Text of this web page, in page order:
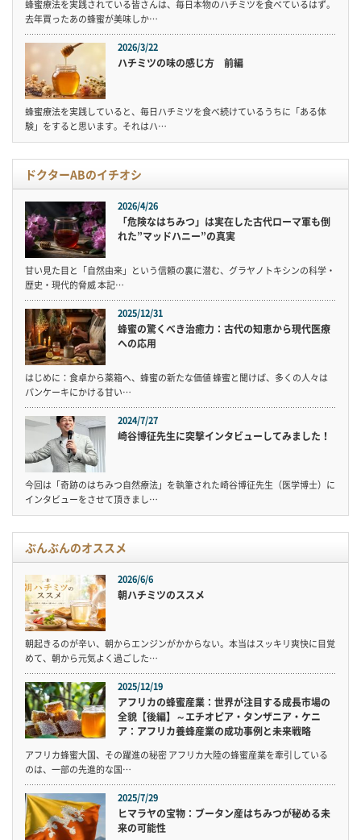
蜂蜜療法を実践されている皆さんは、毎日本物のハチミツを食べているはず。
去年買ったあの蜂蜜が美味しか…
2026/3/22
ハチミツの味の感じ方 前編
蜂蜜療法を実践していると、毎日ハチミツを食べ続けているうちに「ある体
験」をすると思います。それはハ…
ドクターABのイチオシ
2026/4/26
「危険なはちみつ」は実在した古代ローマ軍も倒
れた”マッドハニー”の真実
甘い見た目と「自然由来」という信頼の裏に潜む、グラヤノトキシンの科学・
歴史・現代的脅威 本記…
2025/12/31
蜂蜜の驚くべき治癒力：古代の知恵から現代医療
への応用
はじめに：食卓から薬箱へ、蜂蜜の新たな価値 蜂蜜と聞けば、多くの人々は
パンケーキにかける甘い…
2024/7/27
崎谷博征先生に突撃インタビューしてみました！
今回は「奇跡のはちみつ自然療法」を執筆された崎谷博征先生（医学博士）に
インタビューをさせて頂きまし…
ぶんぶんのオススメ
2026/6/6
朝ハチミツのススメ
朝起きるのが辛い、朝からエンジンがかからない。本当はスッキリ爽快に目覚
めて、朝から元気よく過ごした…
2025/12/19
アフリカの蜂蜜産業：世界が注目する成長市場の
全貌【後編】～エチオピア・タンザニア・ケニ
ア：アフリカ養蜂産業の成功事例と未来戦略
アフリカ蜂蜜大国、その躍進の秘密 アフリカ大陸の蜂蜜産業を牽引している
のは、一部の先進的な国…
2025/7/29
ヒマラヤの宝物：ブータン産はちみつが秘める未
来の可能性